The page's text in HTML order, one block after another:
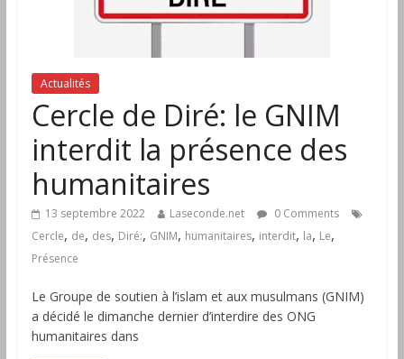
Actualités
Cercle de Diré: le GNIM
interdit la présence des
humanitaires
13 septembre 2022 Laseconde.net
0 Comments
Cercle, de, des, Diré:, GNIM, humanitaires, interdit, la, Le,
Présence
Le Groupe de soutien à l’islam et aux musulmans (GNIM)
a décidé le dimanche dernier d’interdire des ONG
humanitaires dans